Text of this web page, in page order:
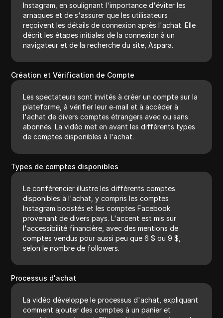
Instagram, en soulignant l'importance d'éviter les
arnaques et de s'assurer que les utilisateurs
reçoivent les détails de connexion après l'achat. Elle
décrit les étapes initiales de la connexion à un
navigateur et de la recherche du site, Aspara.
Création et Vérification de Compte
Les spectateurs sont invités à créer un compte sur la
plateforme, à vérifier leur e-mail et à accéder à
l'achat de divers comptes étrangers avec ou sans
abonnés. La vidéo met en avant les différents types
de comptes disponibles à l'achat.
Types de comptes disponibles
Le conférencier illustre les différents comptes
disponibles à l'achat, y compris les comptes
Instagram boostés et les comptes Facebook
provenant de divers pays. L'accent est mis sur
l'accessibilité financière, avec des mentions de
comptes vendus pour aussi peu que 6 $ ou 9 $,
selon le nombre de followers.
Processus d'achat
La vidéo développe le processus d'achat, expliquant
comment ajouter des comptes à un panier et